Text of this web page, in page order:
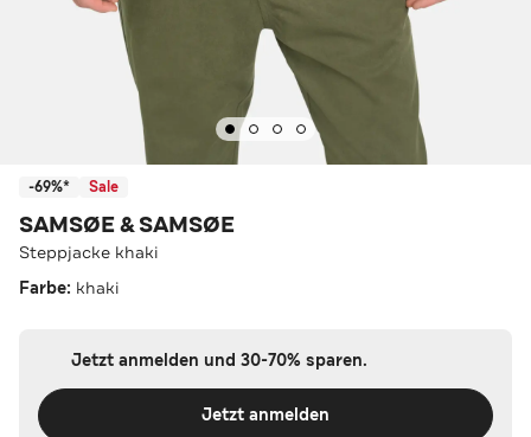
-69%* Sale
SAMSØE & SAMSØE
Steppjacke khaki
Farbe: khaki
Jetzt anmelden und 30-70% sparen.
Jetzt anmelden